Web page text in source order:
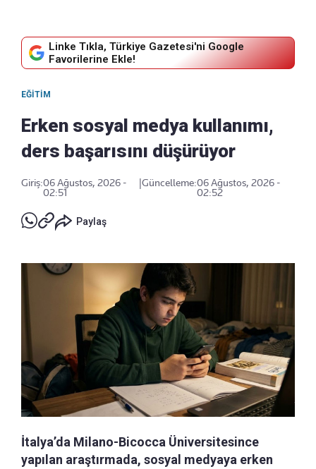
Linke Tıkla, Türkiye Gazetesi'ni Google
Favorilerine Ekle!
EĞITIM
Erken sosyal medya kullanımı,
ders başarısını düşürüyor
Giriş:06 Ağustos, 2026 -
02:51
|Güncelleme:06 Ağustos, 2026 -
02:52
Paylaş
İtalya’da Milano-Bicocca Üniversitesince
yapılan araştırmada, sosyal medyaya erken